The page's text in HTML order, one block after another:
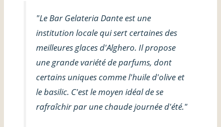
"Le Bar Gelateria Dante est une
institution locale qui sert certaines des
meilleures glaces d'Alghero. Il propose
une grande variété de parfums, dont
certains uniques comme l'huile d'olive et
le basilic. C'est le moyen idéal de se
rafraîchir par une chaude journée d'été."